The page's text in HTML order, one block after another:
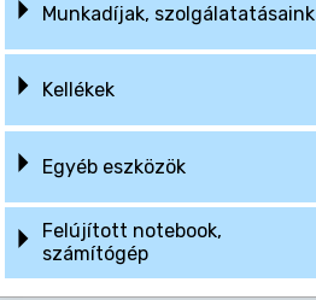
Munkadíjak, szolgálatatásaink
Kellékek
Egyéb eszközök
Felújított notebook,
számítógép